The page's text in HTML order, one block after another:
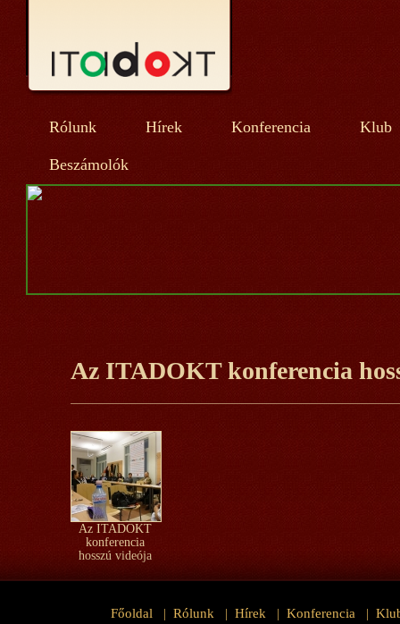
Rólunk Hírek Konferencia Klub
Beszámolók
Az ITADOKT konferencia
Az ITADOKT
konferencia
hosszú videója
Főoldal Rólunk Hírek Konferencia